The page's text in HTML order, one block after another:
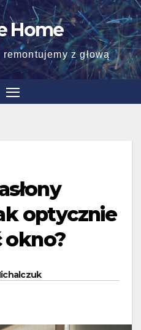
Home
z głową
optycznie
okno?